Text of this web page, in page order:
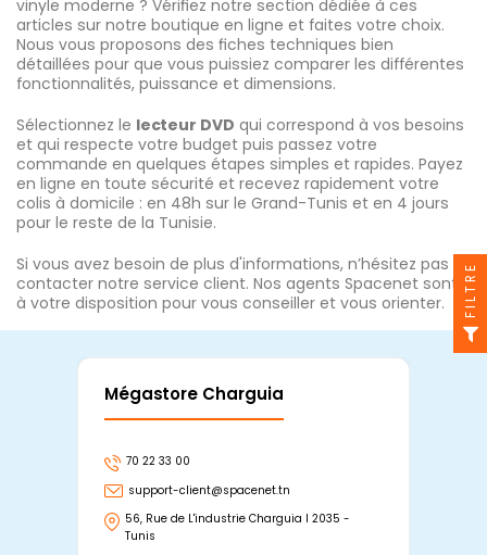
vinyle moderne ? Vérifiez notre section dédiée à ces
articles sur notre boutique en ligne et faites votre choix.
Nous vous proposons des fiches techniques bien
détaillées pour que vous puissiez comparer les différentes
fonctionnalités, puissance et dimensions.
Sélectionnez le lecteur DVD qui correspond à vos besoins
et qui respecte votre budget puis passez votre
commande en quelques étapes simples et rapides. Payez
en ligne en toute sécurité et recevez rapidement votre
colis à domicile : en 48h sur le Grand-Tunis et en 4 jours
pour le reste de la Tunisie.
Si vous avez besoin de plus d'informations, n’hésitez pas à
contacter notre service client. Nos agents Spacenet sont
à votre disposition pour vous conseiller et vous orienter.
Mégastore Charguia
70 22 33 00
support-client@spacenet.tn
56, Rue de L'industrie Charguia I 2035 -
Tunis
FILTRE